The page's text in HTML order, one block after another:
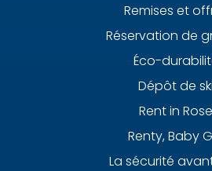
Remises et
Réservation de
Éco-
Dépôt de ski
Rent in Rose
Renty, Baby
La sécurité